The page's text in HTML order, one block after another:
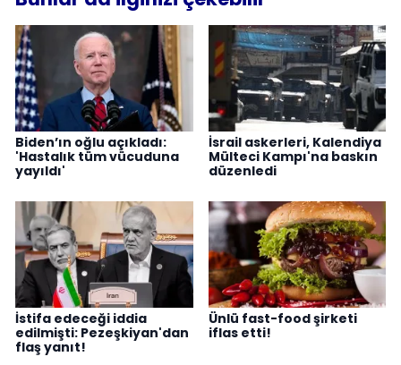
Biden’ın oğlu açıkladı:
'Hastalık tüm vücuduna
yayıldı'
İsrail askerleri, Kalendiya
Mülteci Kampı'na baskın
düzenledi
İstifa edeceği iddia
edilmişti: Pezeşkiyan'dan
flaş yanıt!
Ünlü fast-food şirketi
iflas etti!